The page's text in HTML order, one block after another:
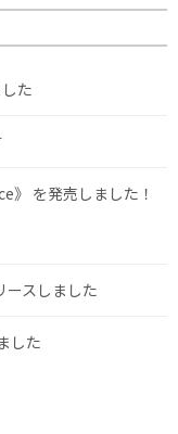
た
》 を発売しました！
スしました
した